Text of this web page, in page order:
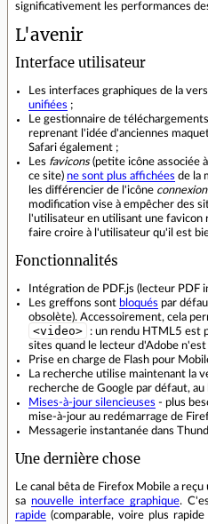
significativement les performances
L'avenir
Interface utilisateur
Les interfaces graphiques de la
unifiées ;
Le gestionnaire de
reprenant l'idée d'anciennes
Safari également ;
Les favicons(petite icône associée
ce site) ne sont plus affichées de la
les différencier de l'icône
modification vise à empêcher des
l'utilisateur en utilisant une favicon
faire croire à l'utilisateur qu'il est
Fonctionnalités
Intégration de PDF.js (lecteur PDF
Les greffons sont bloqués par
obsolète). Accessoirement, cela
<video>
: un rendu HTML5 est
sites quand le lecteur d'Adobe n'est
Prise en charge de Flash pour
La recherche utilise maintenant la
recherche de Google par défaut, au
Mises-à-jour silencieuses - plus
mise-à-jour au redémarrage de
Messagerie instantanée dans
Une dernière chose
Le canal bêta de Firefox Mobile a
sa nouvelle interface graphique.
rapide (comparable, voire plus